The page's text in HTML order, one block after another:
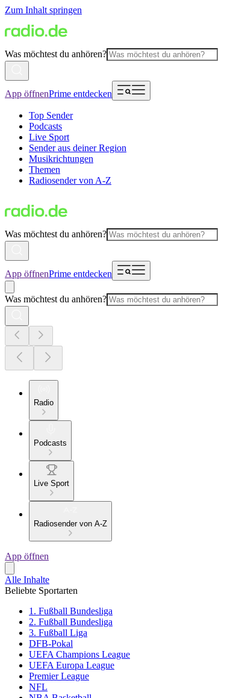
Zum Inhalt springen
Was möchtest du anhören?
App öffnenPrime entdecken
Top Sender
Podcasts
Live Sport
Sender aus deiner Region
Musikrichtungen
Themen
Radiosender von A-Z
Was möchtest du anhören?
App öffnenPrime entdecken
Was möchtest du anhören?
Radio
Podcasts
Live Sport
Radiosender von A-Z
App öffnen
Alle Inhalte
Beliebte Sportarten
1. Fußball Bundesliga
2. Fußball Bundesliga
3. Fußball Liga
DFB-Pokal
UEFA Champions League
UEFA Europa League
Premier League
NFL